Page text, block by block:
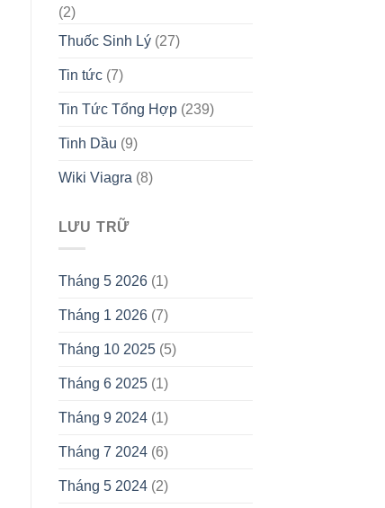
(2)
Thuốc Sinh Lý(27)
Tin tức(7)
Tin Tức Tổng Hợp(239)
Tinh Dầu (9)
Wiki Viagra (8)
LƯU TRỮ
Tháng 5 2026(1)
Tháng 1 2026(7)
Tháng 10 2025(5)
Tháng 6 2025(1)
Tháng 9 2024(1)
Tháng 7 2024(6)
Tháng 5 2024(2)